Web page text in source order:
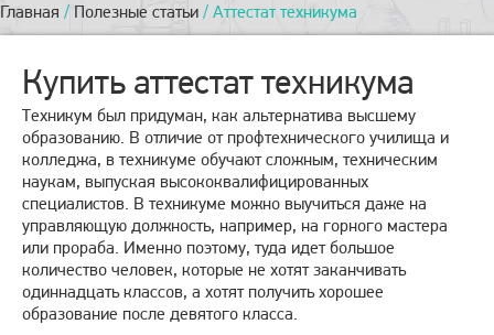
Главная / Полезные статьи / Аттестат техникума
Купить аттестат техникума
Техникум был придуман, как альтернатива высшему
образованию. В отличие от профтехнического училища и
колледжа, в техникуме обучают сложным, техническим
наукам, выпуская высококвалифицированных
специалистов. В техникуме можно выучиться даже на
управляющую должность, например, на горного мастера
или прораба. Именно поэтому, туда идет большое
количество человек, которые не хотят заканчивать
одиннадцать классов, а хотят получить хорошее
образование после девятого класса.